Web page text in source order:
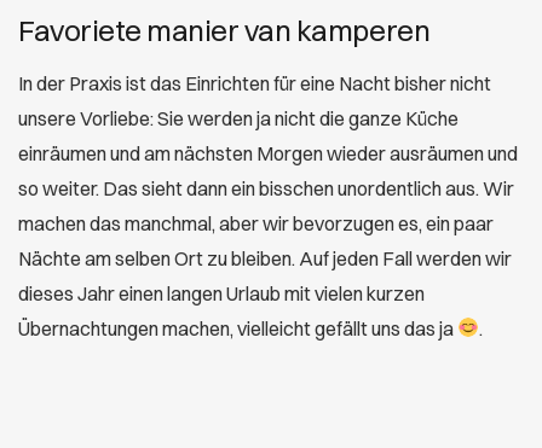
Favoriete manier van kamperen
In der Praxis ist das Einrichten für eine Nacht bisher nicht
unsere Vorliebe: Sie werden ja nicht die ganze Küche
einräumen und am nächsten Morgen wieder ausräumen und
so weiter. Das sieht dann ein bisschen unordentlich aus. Wir
machen das manchmal, aber wir bevorzugen es, ein paar
Nächte am selben Ort zu bleiben. Auf jeden Fall werden wir
dieses Jahr einen langen Urlaub mit vielen kurzen
Übernachtungen machen, vielleicht gefällt uns das ja
.